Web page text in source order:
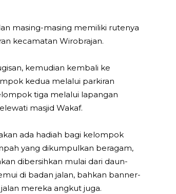
masing-masing memiliki rutenya
kecamatan Wirobrajan.
kemudian kembali ke
kedua melalui parkiran
tiga melalui lapangan
masjid Wakaf.
ada hadiah bagi kelompok
yang dikumpulkan beragam,
dibersihkan mulai dari daun-
di badan jalan, bahkan banner-
mereka angkut juga.